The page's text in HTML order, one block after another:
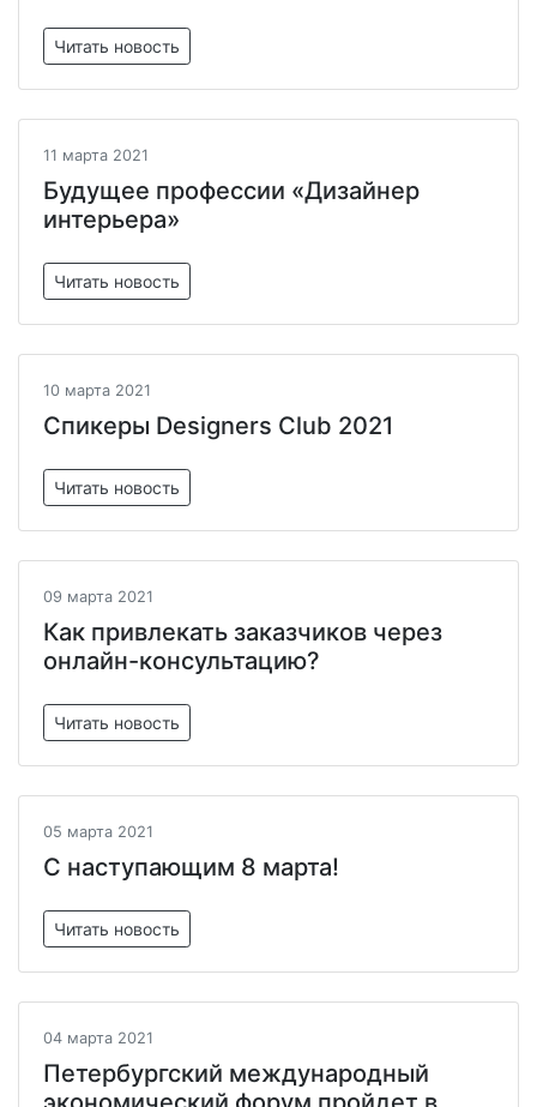
Читать новость
11 марта 2021
Будущее профессии «Дизайнер
интерьера»
Читать новость
10 марта 2021
Спикеры Designers Club 2021
Читать новость
09 марта 2021
Как привлекать заказчиков через
онлайн-консультацию?
Читать новость
05 марта 2021
С наступающим 8 марта!
Читать новость
04 марта 2021
Петербургский международный